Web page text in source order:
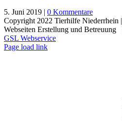
5. Juni 2019 | 0 Kommentare
Copyright 2022 Tierhilfe Niederrhein |
Webseiten Erstellung und Betreuung
GSL Webservice
Facebook
X
Instagram
Pinterest
Page load link